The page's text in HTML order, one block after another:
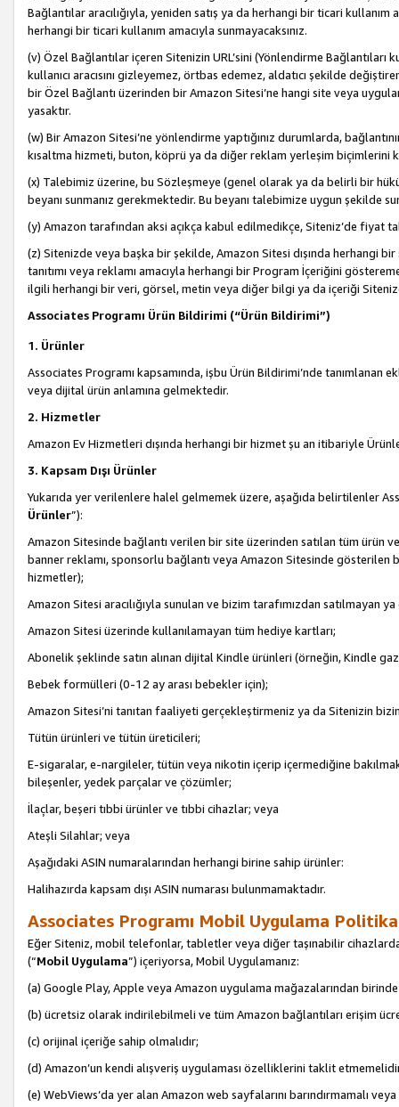
Bağlantılar aracılığıyla, yeniden satış ya da herhangi bir ticari
herhangi bir ticari kullanım amacıyla sunmayacaksınız.
(v) Özel Bağlantılar içeren Sitenizin URL’sini (Yönlendirme Bağlantıları
kullanıcı aracısını gizleyemez, örtbas edemez, aldatıcı şekilde
bir Özel Bağlantı üzerinden bir Amazon Sitesi’ne hangi site veya
yasaktır.
(w) Bir Amazon Sitesi’ne yönlendirme yaptığınız durumlarda,
kısaltma hizmeti, buton, köprü ya da diğer reklam yerleşim biçimlerini
(x) Talebimiz üzerine, bu Sözleşmeye (genel olarak ya da belirli bir
beyanı sunmanız gerekmektedir. Bu beyanı talebimize uygun şekilde
(y) Amazon tarafından aksi açıkça kabul edilmedikçe, Siteniz’de fiyat
(z) Sitenizde veya başka bir şekilde, Amazon Sitesi dışında herhangi
tanıtımı veya reklamı amacıyla herhangi bir Program İçeriğini
ilgili herhangi bir veri, görsel, metin veya diğer bilgi ya da içeriği
Associates Programı Ürün Bildirimi (“Ürün Bildirimi”)
1. Ürünler
Associates Programı kapsamında, işbu Ürün Bildirimi’nde
veya dijital ürün anlamına gelmektedir.
2. Hizmetler
Amazon Ev Hizmetleri dışında herhangi bir hizmet şu an itibariyle
3. Kapsam Dışı Ürünler
Yukarıda yer verilenlere halel gelmemek üzere, aşağıda belirtilenler
Ürünler”):
Amazon Sitesinde bağlantı verilen bir site üzerinden satılan tüm ürün
banner reklamı, sponsorlu bağlantı veya Amazon Sitesinde gösterilen
hizmetler);
Amazon Sitesi aracılığıyla sunulan ve bizim tarafımızdan satılmayan
Amazon Sitesi üzerinde kullanılamayan tüm hediye kartları;
Abonelik şeklinde satın alınan dijital Kindle ürünleri (örneğin, Kindle
Bebek formülleri (0-12 ay arası bebekler için);
Amazon Sitesi’ni tanıtan faaliyeti gerçekleştirmeniz ya da Sitenizin
Tütün ürünleri ve tütün üreticileri;
E-sigaralar, e-nargileler, tütün veya nikotin içerip içermediğine
bileşenler, yedek parçalar ve çözümler;
İlaçlar, beşeri tıbbi ürünler ve tıbbi cihazlar; veya
Ateşli Silahlar; veya
Aşağıdaki ASIN numaralarından herhangi birine sahip ürünler:
Halihazırda kapsam dışı ASIN numarası bulunmamaktadır.
Associates Programı Mobil Uygulama
Eğer Siteniz, mobil telefonlar, tabletler veya diğer taşınabilir
(“Mobil Uygulama”) içeriyorsa, Mobil Uygulamanız:
(a) Google Play, Apple veya Amazon uygulama mağazalarından birinde
(b) ücretsiz olarak indirilebilmeli ve tüm Amazon bağlantıları erişim
(c) orijinal içeriğe sahip olmalıdır;
(d) Amazon’un kendi alışveriş uygulaması özelliklerini taklit
(e) WebViews’da yer alan Amazon web sayfalarını barındırmamalı